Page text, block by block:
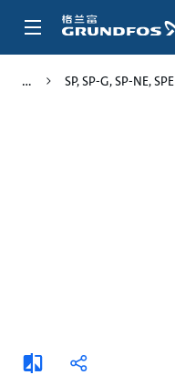
SP, SP-G, SP-NE, SPE
添
加
分